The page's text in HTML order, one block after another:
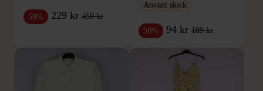
50% 229 kr 459 kr
Använt skick
50% 94 kr 189 kr